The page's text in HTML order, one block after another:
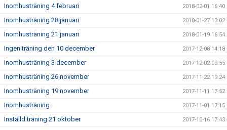
Inomhusträning 4 februari 2018-02-01 16:40
Inomhusträning 28 januari 2018-01-27 13:02
Inomhusträning 21 januari 2018-01-19 16:54
Ingen träning den 10 december 2017-12-08 14:18
Inomhusträning 3 december 2017-12-02 09:55
Inomhusträning 26 november 2017-11-22 19:24
Inomhusträning 19 november 2017-11-11 17:52
Inomhusträning 2017-11-01 17:15
Inställd träning 21 oktober 2017-10-16 17:43